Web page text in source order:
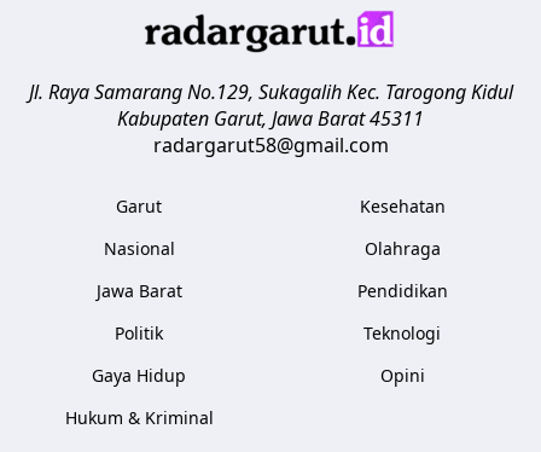
Jl. Raya Samarang No.129, Sukagalih Kec. Tarogong Kidul
Kabupaten Garut, Jawa Barat45311
radargarut58@gmail.com
Garut
Nasional
Jawa Barat
Politik
Gaya Hidup
Hukum & Kriminal
Kesehatan
Olahraga
Pendidikan
Teknologi
Opini